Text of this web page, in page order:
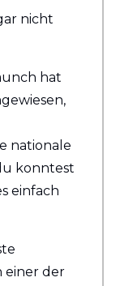
nicht
hat
nationale
konntest
einfach
einer der